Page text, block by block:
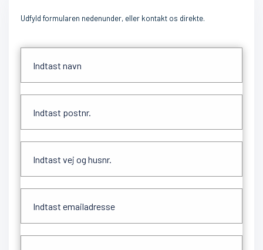
Udfyld formularen nedenunder, eller kontakt os direkte.